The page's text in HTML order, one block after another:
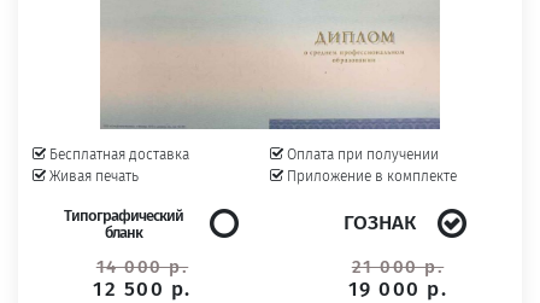
Бесплатная доставка
Живая печать
Оплата при получении
Приложение в комплекте
Типографический
бланк
14 000 р.
12 500 р.
ГОЗНАК
21 000 р.
19 000 р.